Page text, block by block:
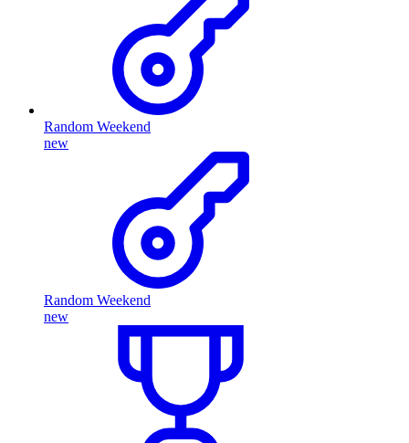
Random Weekend
new
Random Weekend
new